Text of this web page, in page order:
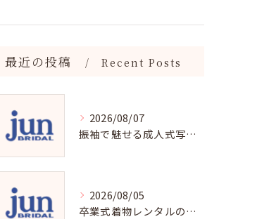
最近の投稿 Recent Posts
2026/08/07
振袖で魅せる成人式写真の魅力と撮影ポイント
2026/08/05
卒業式着物レンタルの選び方と魅力